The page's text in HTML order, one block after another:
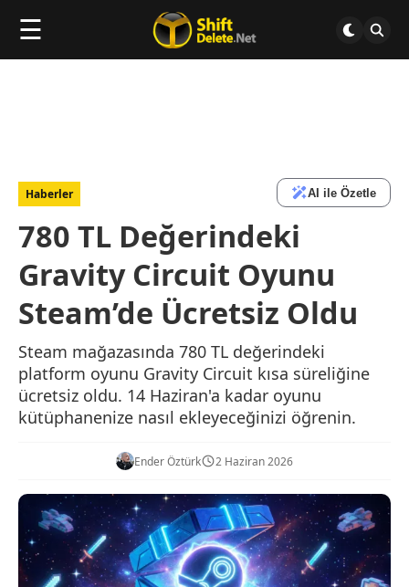
☰
Haberler AI ile Özetle
780 TL Değerindeki
Gravity Circuit Oyunu
Steam’de Ücretsiz Oldu
Steam mağazasında 780 TL değerindeki
platform oyunu Gravity Circuit kısa süreliğine
ücretsiz oldu. 14 Haziran'a kadar oyunu
kütüphanenize nasıl ekleyeceğinizi öğrenin.
Ender Öztürk 2 Haziran 2026